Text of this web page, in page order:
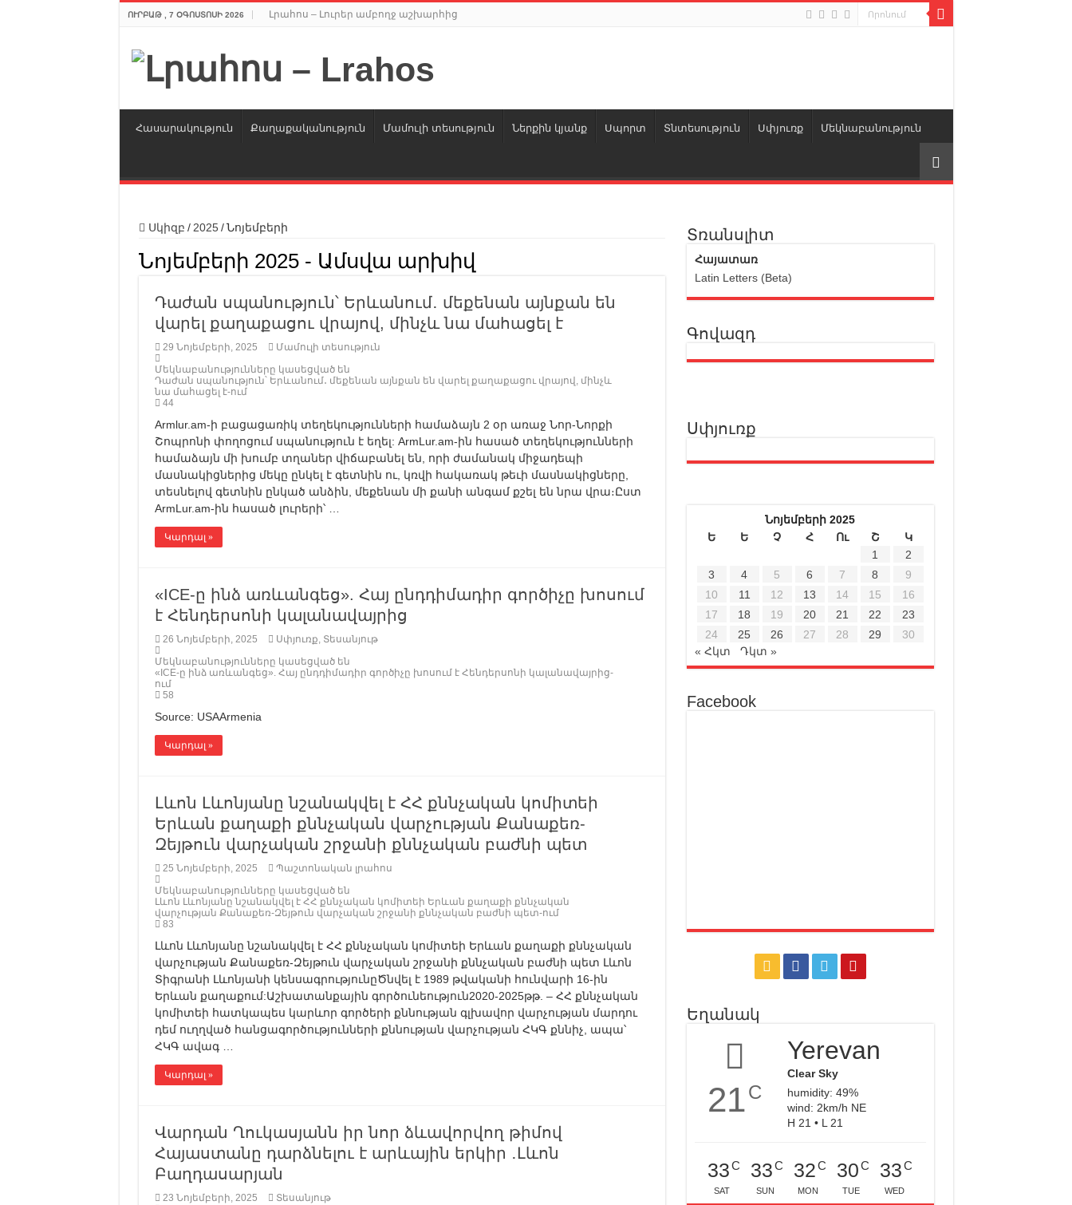
ՈՒՐԲԱԹ , 7 ՕԳՈՍՏՈՍԻ 2026 Լրահոս – Լուրեր ամբողջ աշխարհից
Հասարակություն Քաղաքականություն Մամուլի տեսություն Ներքին կյանք Սպորտ Տնտեսություն Սփյուռք Մեկնաբանություն
Սկիզբ / 2025 / Նոյեմբերի
Նոյեմբերի 2025- Ամսվա արխիվ
Դաժան սպանություն՝ Երևանում․ մեքենան այնքան են
վարել քաղաքացու վրայով, մինչև նա մահացել է
29 Նոյեմբերի, 2025
Մամուլի տեսություն
Մեկնաբանությունները կասեցված են
Դաժան սպանություն՝ Երևանում․ մեքենան այնքան են վարել քաղաքացու վրայով, մինչև
նա մահացել է-ում
44
Armlur.am-ի բացացառիկ տեղեկությունների համաձայն 2 օր առաջ Նոր-Նորքի
Շոպրոնի փողոցում սպանություն է եղել: ArmLur.am-ին հասած տեղեկությունների
համաձայն մի խումբ տղաներ վիճաբանել են, որի ժամանակ միջադեպի
մասնակիցներից մեկը ընկել է գետնին ու, կռվի հակառակ թեւի մասնակիցները,
տեսնելով գետնին ընկած անձին, մեքենան մի քանի անգամ քշել են նրա վրա։Ըստ
ArmLur.am-ին հասած լուրերի՝ …
Կարդալ »
«ICE-ը ինձ առևանգեց». Հայ ընդդիմադիր գործիչը խոսում
է Հենդերսոնի կալանավայրից
26 Նոյեմբերի, 2025 Սփյուռք, Տեսանյութ
Մեկնաբանությունները կասեցված են
«ICE-ը ինձ առևանգեց». Հայ ընդդիմադիր գործիչը խոսում է Հենդերսոնի կալանավայրից-
ում
58
Source: USAArmenia
Կարդալ »
Լևոն Լևոնյանը նշանակվել է ՀՀ քննչական կոմիտեի
Երևան քաղաքի քննչական վարչության Քանաքեռ-
Զեյթուն վարչական շրջանի քննչական բաժնի պետ
25 Նոյեմբերի, 2025
Պաշտոնական լրահոս
Մեկնաբանությունները կասեցված են
Լևոն Լևոնյանը նշանակվել է ՀՀ քննչական կոմիտեի Երևան քաղաքի քննչական
վարչության Քանաքեռ-Զեյթուն վարչական շրջանի քննչական բաժնի պետ-ում
83
Լևոն Լևոնյանը նշանակվել է ՀՀ քննչական կոմիտեի Երևան քաղաքի քննչական
վարչության Քանաքեռ-Զեյթուն վարչական շրջանի քննչական բաժնի պետ Լևոն
Տիգրանի Լևոնյանի կենսագրությունըԾնվել է 1989 թվականի հունվարի 16-ին
Երևան քաղաքում:Աշխատանքային գործունեություն2020-2025թթ. – ՀՀ քննչական
կոմիտեի հատկապես կարևոր գործերի քննության գլխավոր վարչության մարդու
դեմ ուղղված հանցագործությունների քննության վարչության ՀԿԳ քննիչ, ապա՝
ՀԿԳ ավագ …
Կարդալ »
Վարդան Ղուկասյանն իր նոր ձևավորվող թիմով
Հայաստանը դարձնելու է արևային երկիր ․Լևոն
Բաղդասարյան
23 Նոյեմբերի, 2025
Տեսանյութ
Տռանսլիտ
Հայատառ
Latin Letters (Beta)
Գովազդ
Սփյուռք
Նոյեմբերի 2025
Ե
Ե Չ Հ Ու Շ
Կ
1
2
3
4 5 6 7 8
9
10
11 12 13 14 15
16
17
18 19 20 21 22
23
24
25 26 27 28 29
30
« Հկտ
Դկտ »
Facebook
Եղանակ
21C
Yerevan
Clear Sky
humidity: 49%
wind: 2km/h NE
H 21 • L 21
33C
SAT
33C
SUN
32C
MON
30C
TUE
33C
WED